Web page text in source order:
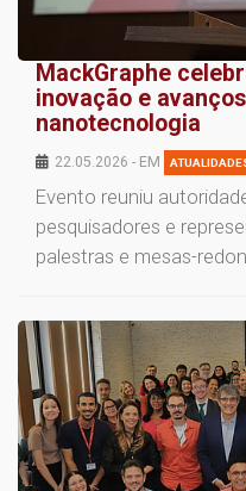
MackGraphe
inovação e
nanotecnologia
22.05.2026 - EM
Evento reuniu
pesquisadores e
palestras e mesas-